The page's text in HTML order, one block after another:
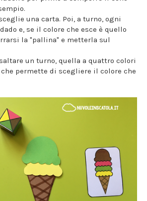
una carta. Poi, a turno, ogni
e, se il colore che esce è quello
la "pallina" e metterla sul
un turno, quella a quattro colori
permette di scegliere il colore che